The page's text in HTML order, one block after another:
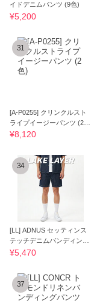
イドデニムパンツ (9色)
¥5,200
31
[A-P0255] クリンクルスト
ライプイージーパンツ (2
色)
¥8,120
34
[LL] ADNUS セッティンス
テッチデニムバンディング
パンツ
¥5,470
37